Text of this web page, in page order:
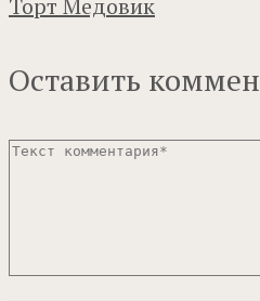
Торт Медовик
Оставить